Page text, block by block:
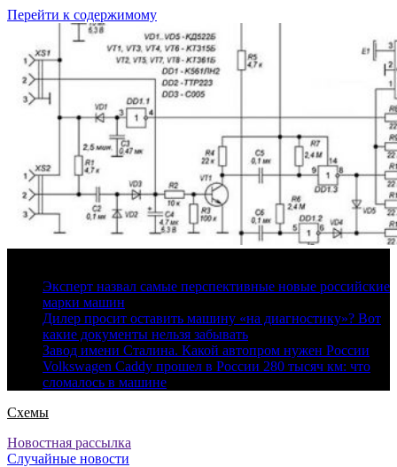
Перейти к содержимому
Эксперт назвал самые перспективные новые российские
марки машин
Дилер просит оставить машину «на диагностику»? Вот
какие документы нельзя забывать
Завод имени Сталина. Какой автопром нужен России
Volkswagen Caddy прошел в России 280 тысяч км: что
сломалось в машине
Схемы
Новостная рассылка
Случайные новости